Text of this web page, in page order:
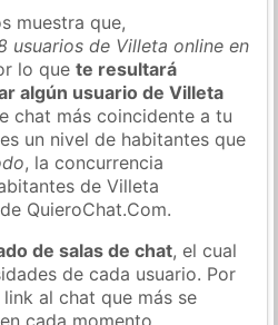
muestra que,
usuarios de Villeta online en
lo quete resultará
algún usuario de Villeta
chat más coincidente a tu
un nivel de habitantes que
, la concurrencia
de Villeta
QuieroChat.Com.
de salas de chat, el cual
de cada usuario. Por
al chat que más se
cada momento.